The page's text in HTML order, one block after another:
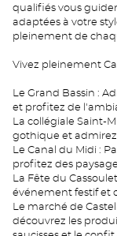
qualifiés vous
adaptées à votre
pleinement de
Vivez pleinement
Le Grand Bassin :
et profitez de
La collégiale Saint-
gothique et admirez
Le Canal du Midi :
profitez des
La Fête du
événement festif et
Le marché de
découvrez les